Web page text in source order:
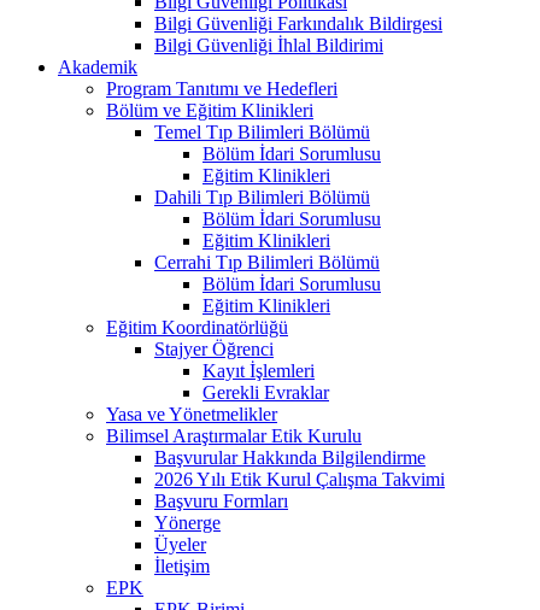
Bilgi Güvenliği Farkındalık Bildirgesi
Bilgi Güvenliği İhlal Bildirimi
Akademik
Program Tanıtımı ve Hedefleri
Bölüm ve Eğitim Klinikleri
Temel Tıp Bilimleri Bölümü
Bölüm İdari Sorumlusu
Eğitim Klinikleri
Dahili Tıp Bilimleri Bölümü
Bölüm İdari Sorumlusu
Eğitim Klinikleri
Cerrahi Tıp Bilimleri Bölümü
Bölüm İdari Sorumlusu
Eğitim Klinikleri
Eğitim Koordinatörlüğü
Stajyer Öğrenci
Kayıt İşlemleri
Gerekli Evraklar
Yasa ve Yönetmelikler
Bilimsel Araştırmalar Etik Kurulu
Başvurular Hakkında Bilgilendirme
2026 Yılı Etik Kurul Çalışma Takvimi
Başvuru Formları
Yönerge
Üyeler
İletişim
EPK